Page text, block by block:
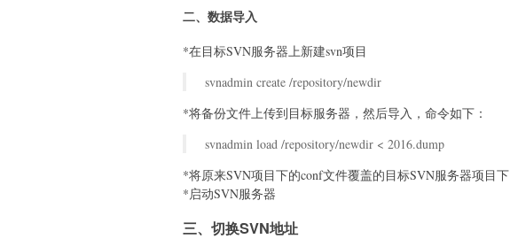
二、数据导入
*在目标SVN服务器上新建svn项目
svnadmin create /repository/newdir
*将备份文件上传到目标服务器，然后导入，命令如下：
svnadmin load /repository/newdir < 2016.dump
*将原来SVN项目下的conf文件覆盖的目标SVN服务器项目下
*启动SVN服务器
三、切换SVN地址